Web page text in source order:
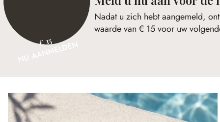
€ 15
NU AANMELDEN
Nadat u zich hebt aangemeld,
waarde van € 15 voor uw